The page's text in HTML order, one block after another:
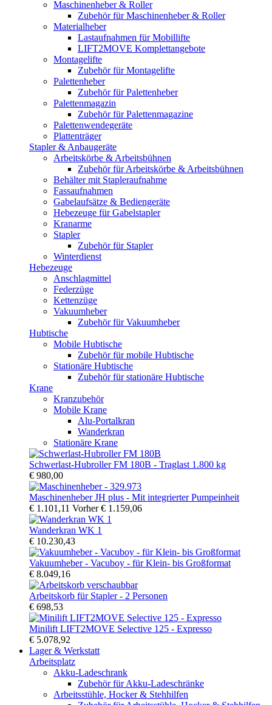
Maschinenheber & Roller
Zubehör für Maschinenheber & Roller
Materialheber
Lastaufnahmen für Mobillifte
LIFT2MOVE Komplettangebote
Montagelifte
Zubehör für Montagelifte
Palettenheber
Zubehör für Palettenheber
Palettenmagazin
Zubehör für Palettenmagazine
Palettenwendegeräte
Plattenträger
Stapler & Anbaugeräte
Arbeitskörbe & Arbeitsbühnen
Zubehör für Arbeitskörbe & Arbeitsbühnen
Behälter mit Stapleraufnahme
Fassaufnahmen
Gabelaufsätze & Bediengeräte
Hebezeuge für Gabelstapler
Kranarme
Stapler
Zubehör für Stapler
Winterdienst
Hebezeuge
Anschlagmittel
Federzüge
Kettenzüge
Vakuumheber
Zubehör für Vakuumheber
Hubtische
Mobile Hubtische
Zubehör für mobile Hubtische
Stationäre Hubtische
Zubehör für stationäre Hubtische
Krane
Kranzubehör
Mobile Krane
Alu-Portalkran
Wanderkran
Stationäre Krane
Schwerlast-Hubroller FM 180B - Traglast 1.800 kg
€ 980,00
Maschinenheber JH plus - Mit integrierter Pumpeinheit
€ 1.101,11 Vorher€ 1.159,06
Wanderkran WK 1
€ 10.230,43
Vakuumheber - Vacuboy - für Klein- bis Großformat
€ 8.049,16
Arbeitskorb für Stapler - 2 Personen
€ 698,53
Minilift LIFT2MOVE Selective 125 - Expresso
€ 5.078,92
Lager & Werkstatt
Arbeitsplatz
Akku-Ladeschrank
Zubehör für Akku-Ladeschränke
Arbeitsstühle, Hocker & Stehhilfen